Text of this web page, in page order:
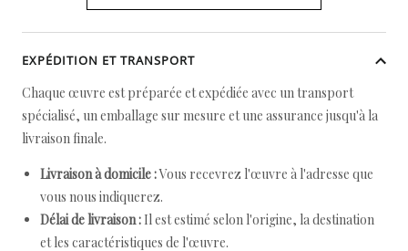
EXPÉDITION ET TRANSPORT
Chaque œuvre est préparée et expédiée avec un transport
spécialisé, un emballage sur mesure et une assurance jusqu'à la
livraison finale.
Livraison à domicile :Vous recevrez l'œuvre à l'adresse que
vous nous indiquerez.
Délai de livraison : Il est estimé selon l'origine, la destination
et les caractéristiques de l'œuvre.